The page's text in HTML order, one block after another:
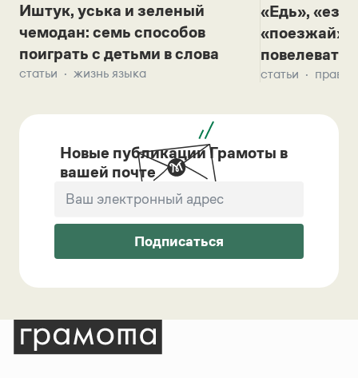
Иштук, уська и зеленый
чемодан: семь способов
поиграть с детьми в слова
статьи жизнь языка
«Едь»,
«поезжай»?
повелевать
статьи
Новые публикации Грамоты в
вашей почте
Подписаться